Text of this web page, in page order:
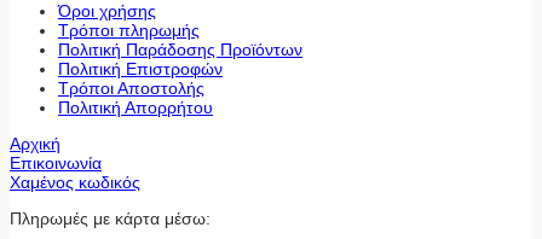
Όροι χρήσης
Τρόποι πληρωμής
Πολιτική Παράδοσης Προϊόντων
Πολιτική Επιστροφών
Τρόποι Αποστολής
Πολιτική Απορρήτου
Αρχική
Επικοινωνία
Χαμένος κωδικός
Πληρωμές με κάρτα μέσω: